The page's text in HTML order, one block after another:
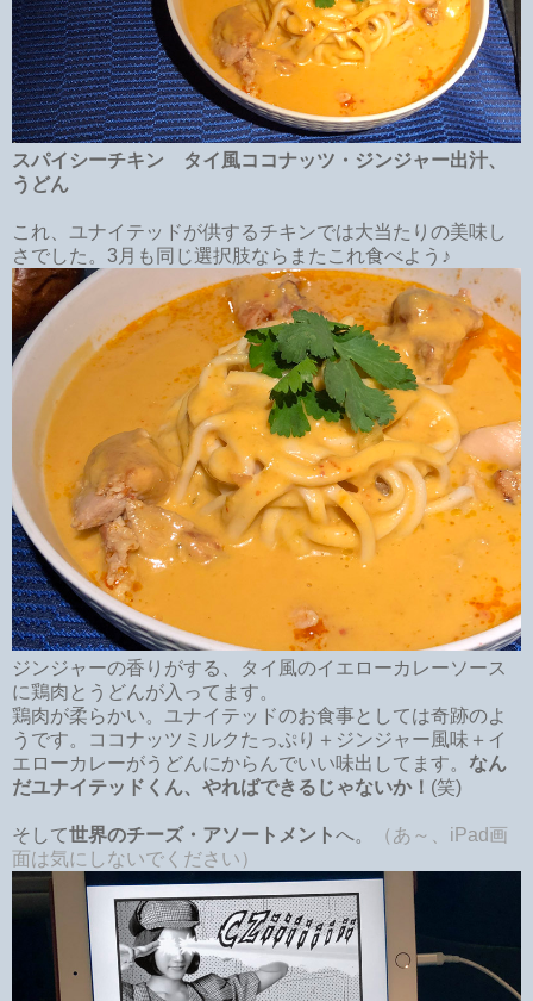
スパイシーチキン タイ風ココナッツ・ジンジャー出汁、
うどん
これ、ユナイテッドが供するチキンでは大当たりの美味し
さでした。3月も同じ選択肢ならまたこれ食べよう♪
ジンジャーの香りがする、タイ風のイエローカレーソース
に鶏肉とうどんが入ってます。
鶏肉が柔らかい。ユナイテッドのお食事としては奇跡のよ
うです。ココナッツミルクたっぷり＋ジンジャー風味＋イ
エローカレーがうどんにからんでいい味出してます。 なん
だユナイテッドくん、やればできるじゃないか！ (笑)
そして世界のチーズ・アソートメントへ。
（あ～、iPad画
面は気にしないでください）